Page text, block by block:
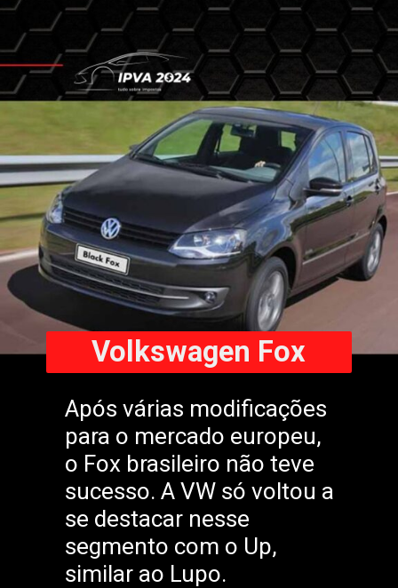
Após várias modificações
para o mercado europeu,
o Fox brasileiro não teve
sucesso. A VW só voltou a
se destacar nesse
segmento com o Up,
similar ao Lupo.
Volkswagen Fox